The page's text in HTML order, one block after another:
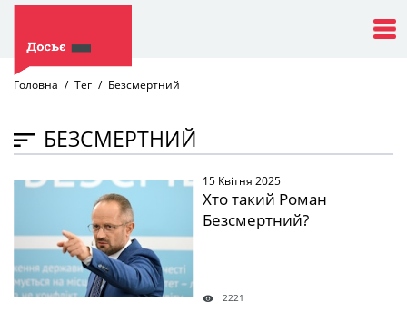
Головна Тег Безсмертний
БЕЗСМЕРТНИЙ
" /> 15 Квітня 2025
Хто такий Роман
Безсмертний?
2221